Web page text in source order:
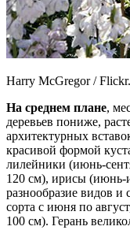
Harry McGregor /
На среднем плане,
деревьев пониже,
архитектурных
красивой формой
лилейники (июнь-
120 см), ирисы (июнь-
разнообразие видов и
сорта с июня по
100 см). Герань